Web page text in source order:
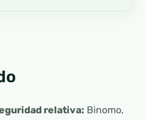
relativa: Binomo,